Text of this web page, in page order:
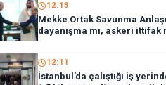
12:13
Mekke Ortak Savunma
dayanışma mı, askeri ittifak
12:11
İstanbul’da çalıştığı iş